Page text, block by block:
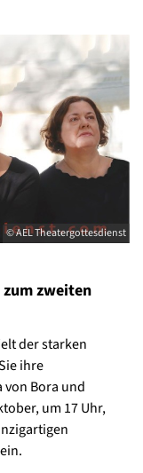
© AEL Theatergottesdienst
zweiten
der starken
ihre
Bora und
um 17 Uhr,